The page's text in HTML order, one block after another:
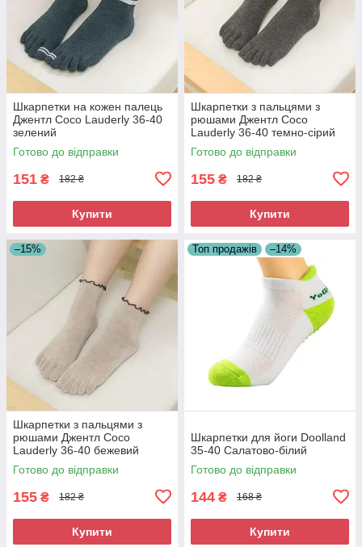
Шкарпетки на кожен палець
Джентл Coco Lauderly 36-40
зелений
Готово до відправки
151 ₴ 182 ₴
Купити
Шкарпетки з пальцями з
рюшами Джентл Coco
Lauderly 36-40 темно-сірий
Готово до відправки
155 ₴ 182 ₴
Купити
–15%
Шкарпетки з пальцями з
рюшами Джентл Coco
Lauderly 36-40 бежевий
Готово до відправки
155 ₴ 182 ₴
Купити
Топ продажів –14%
Шкарпетки для йоги Doolland
35-40 Салатово-білий
Готово до відправки
144 ₴ 168 ₴
Купити